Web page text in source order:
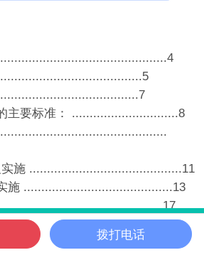
主要标准： ..............................8
施 ...........................................11
施 ..........................................13
施 ..........................................21
24
微信客服 在线咨询 信邦位置
拨打电话